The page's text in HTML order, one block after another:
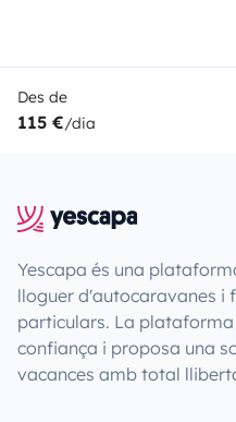
Des de
115 €/dia
Yescapa és una
lloguer d'autocaravanes i
particulars. La
confiança i proposa una
vacances amb total